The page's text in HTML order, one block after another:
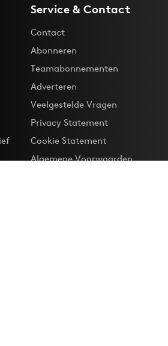
Service & Contact
Contact
Abonneren
Teamabonnementen
Adverteren
Veelgestelde Vragen
Privacy Statement
Cookie Statement
Algemene Voorwaarden